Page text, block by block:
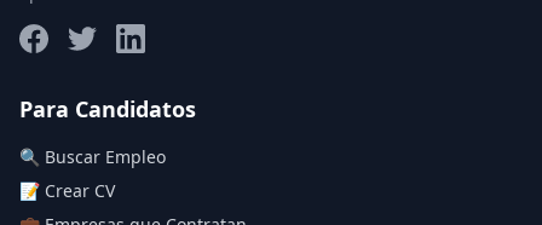
Deja vacío para "sin límite"
Para Candidatos
🔍 Buscar Empleo
📝 Crear CV